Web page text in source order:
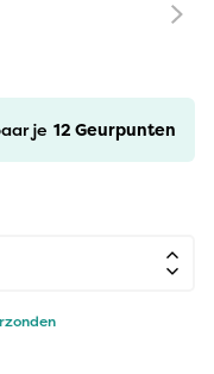
je 12 Geurpunten